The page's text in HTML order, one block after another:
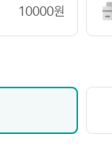
10000원